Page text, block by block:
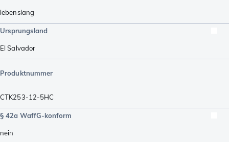
lebenslang
Ursprungsland
El Salvador
Produktnummer
CTK253-12-5HC
§ 42a WaffG-konform
nein